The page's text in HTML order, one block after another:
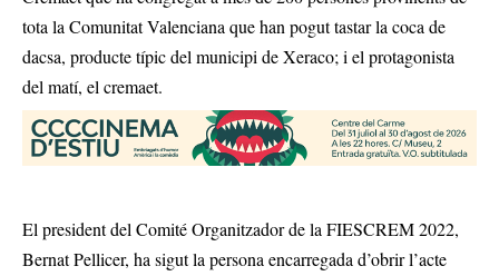
tota la Comunitat Valenciana que han pogut tastar la coca de
dacsa, producte típic del municipi de Xeraco; i el protagonista
del matí, el cremaet.
El president del Comité Organitzador de la FIESCREM 2022,
Bernat Pellicer, ha sigut la persona encarregada d’obrir l’acte